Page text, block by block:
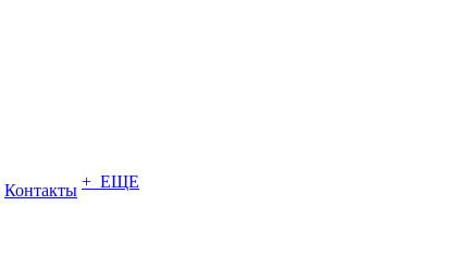
Контакты + ЕЩЕ